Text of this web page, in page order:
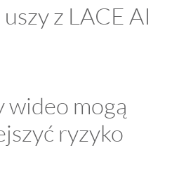
z LACE AI
wideo mogą
ryzyko